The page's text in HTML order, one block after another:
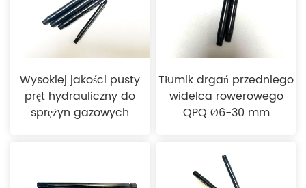
Wysokiej jakości pusty
pręt hydrauliczny do
sprężyn gazowych
Tłumik drgań przedniego
widelca rowerowego
QPQ Ø6-30 mm